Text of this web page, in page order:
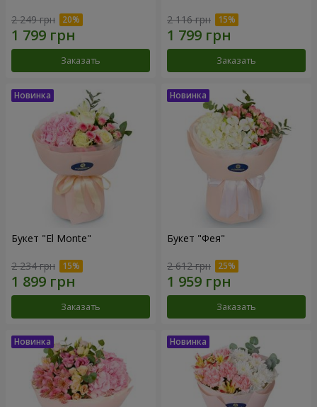
2 249 грн
Заказать
2 116 грн
Заказать
Букет "El Monte"
2 234 грн
Заказать
Букет "Фея"
2 612 грн
Заказать